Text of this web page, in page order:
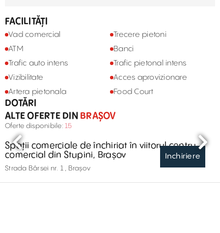
FACILITĂȚI
Vad comercial
Trecere pietoni
ATM
Banci
Trafic auto intens
Trafic pietonal intens
Vizibilitate
Acces aprovizionare
Artera pietonala
Food Court
DOTĂRI
ALTE OFERTE DINBRAȘOV
Oferte disponibile: 15
Inchiriere
Spații comerciale de închiriat în viitorul centru
comercial din Stupini, Brașov
Strada Bârsei nr. 1 , Brașov